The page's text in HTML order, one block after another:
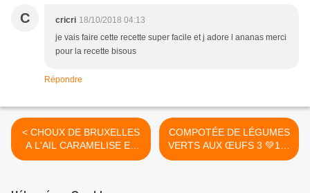
C cricri 18/10/2018 04:13
je vais faire cette recette super facile et j adore l ananas merci
pour la recette bisous
Répondre
< CHOUX DE BRUXELLES
A L'AIL CARAMELISE ET
AUX ZESTE DE CITRON
COMPOTÉE DE LÉGUMES
VERTS AUX ŒUFS 3 💚1💙
💜 >